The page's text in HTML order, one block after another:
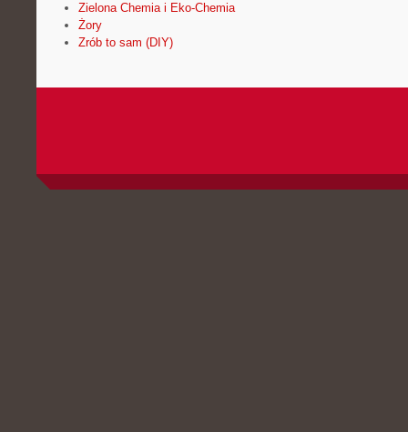
Zielona Chemia i Eko-Chemia
Żory
Zrób to sam (DIY)